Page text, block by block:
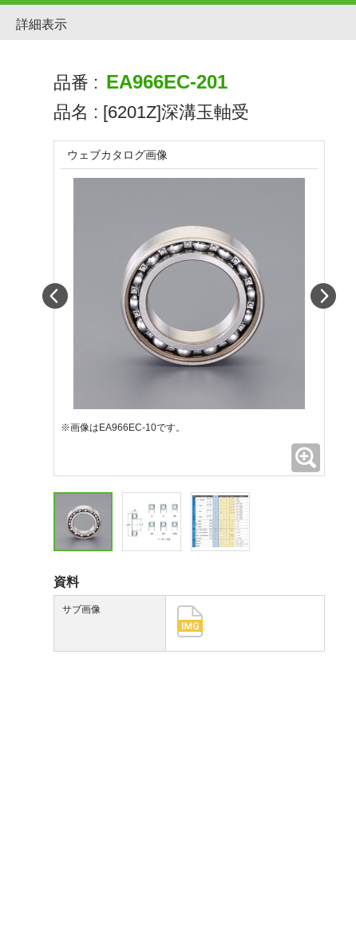
詳細表示
品番 : EA966EC-201
品名 : [6201Z]深溝玉軸受
ウェブカタログ画像
※画像はEA966EC-10です。
資料
サブ画像